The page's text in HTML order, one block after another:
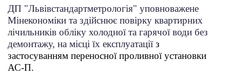
ДП "Львівстандартметрологія" уповноважене
Мінекономіки та здійснює повірку квартирних
лічильників обліку холодної та гарячої води без
демонтажу, на місці їх експлуатаціїз
застосуванням переносної проливної установки
АС-П.